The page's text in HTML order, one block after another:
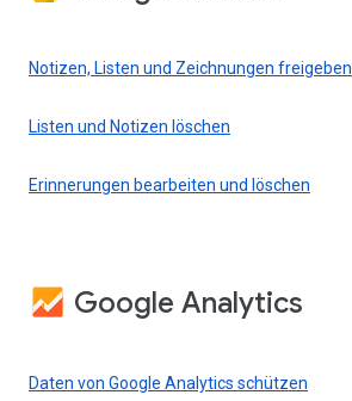
Notizen, Listen und Zeichnungen freigeben
Listen und Notizen löschen
Erinnerungen bearbeiten und löschen
Google Analytics
Daten von Google Analytics schützen